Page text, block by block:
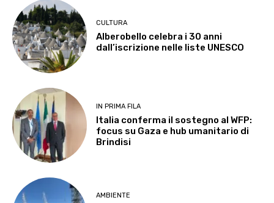
CULTURA
Alberobello celebra i 30 anni
dall’iscrizione nelle liste UNESCO
IN PRIMA FILA
Italia conferma il sostegno al WFP:
focus su Gaza e hub umanitario di
Brindisi
AMBIENTE